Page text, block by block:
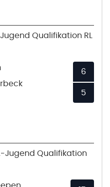
Qualifikation RL
6
5
Jugend Qualifikation